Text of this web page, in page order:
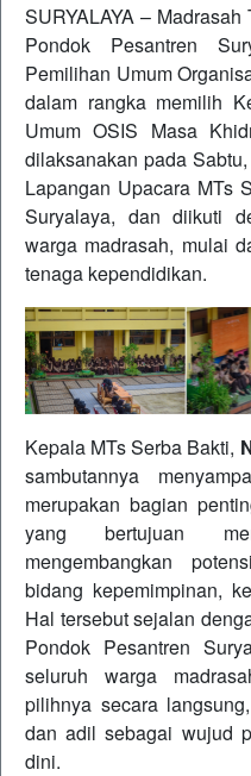
SURYALAYA –
Pondok Pesantren
Pemilihan Umum
dalam rangka memilih
Umum OSIS Masa
dilaksanakan pada
Lapangan Upacara MTs
Suryalaya, dan diikuti
warga madrasah, mulai
tenaga kependidikan.
Kepala MTs Serba Bakti,
sambutannya
merupakan bagian
yang bertujuan
mengembangkan
bidang kepemimpinan,
Hal tersebut sejalan
Pondok Pesantren
seluruh warga
pilihnya secara
dan adil sebagai wujud
dini.